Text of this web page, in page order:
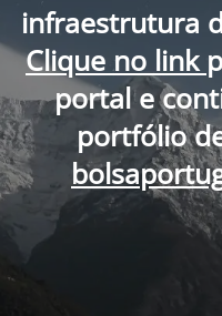
infraestrutura
Clique no link
portal e
portfólio